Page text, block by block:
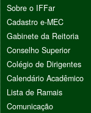
Sobre o IFFar
Cadastro e-MEC
Gabinete da Reitoria
Conselho Superior
Colégio de Dirigentes
Calendário Acadêmico
Lista de Ramais
Comunicação